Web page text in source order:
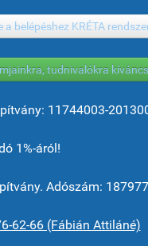
belépéshez KRÉTA
tudnivalókra
11744003-
1%-áról!
Adószám:
62-66 (Fábián Attiláné)